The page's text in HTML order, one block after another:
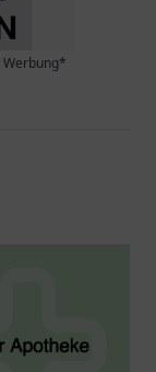
Werbung*